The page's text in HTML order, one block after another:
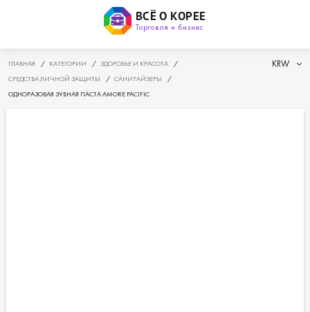
ВСЁ О КОРЕЕ
Торговля и бизнес
ГЛАВНАЯ / КАТЕГОРИИ / ЗДОРОВЬЕ И КРАСОТА
/
СРЕДСТВА ЛИЧНОЙ ЗАЩИТЫ
/ САНИТАЙЗЕРЫ
/
ОДНОРАЗОВАЯ ЗУБНАЯ ПАСТА AMORE PACIFIC
KRW